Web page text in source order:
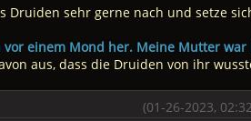
Druiden sehr gerne nach und setze
vor einem Mond her. Meine Mutter war
aus, dass die Druiden von ihr
(01-26-2023,